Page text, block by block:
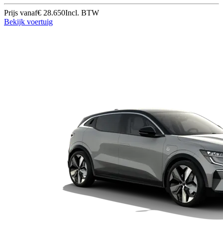
Prijs vanaf€ 28.650Incl. BTW
Bekijk voertuig